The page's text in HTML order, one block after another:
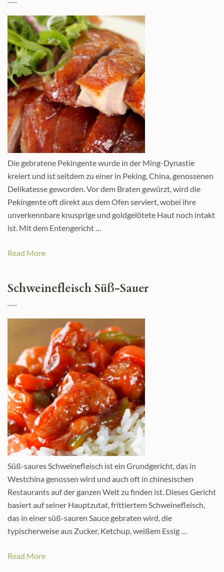
Die gebratene Pekingente wurde in der Ming-Dynastie
kreiert und ist seitdem zu einer in Peking, China, genossenen
Delikatesse geworden. Vor dem Braten gewürzt, wird die
Pekingente oft direkt aus dem Ofen serviert, wobei ihre
unverkennbare knusprige und goldgelötete Haut noch intakt
ist. Mit dem Entengericht …
Read More
Schweinefleisch Süß-Sauer
Süß-saures Schweinefleisch ist ein Grundgericht, das in
Westchina genossen wird und auch oft in chinesischen
Restaurants auf der ganzen Welt zu finden ist. Dieses Gericht
basiert auf seiner Hauptzutat, frittiertem Schweinefleisch,
das in einer süß-sauren Sauce gebraten wird, die
typischerweise aus Zucker, Ketchup, weißem Essig …
Read More